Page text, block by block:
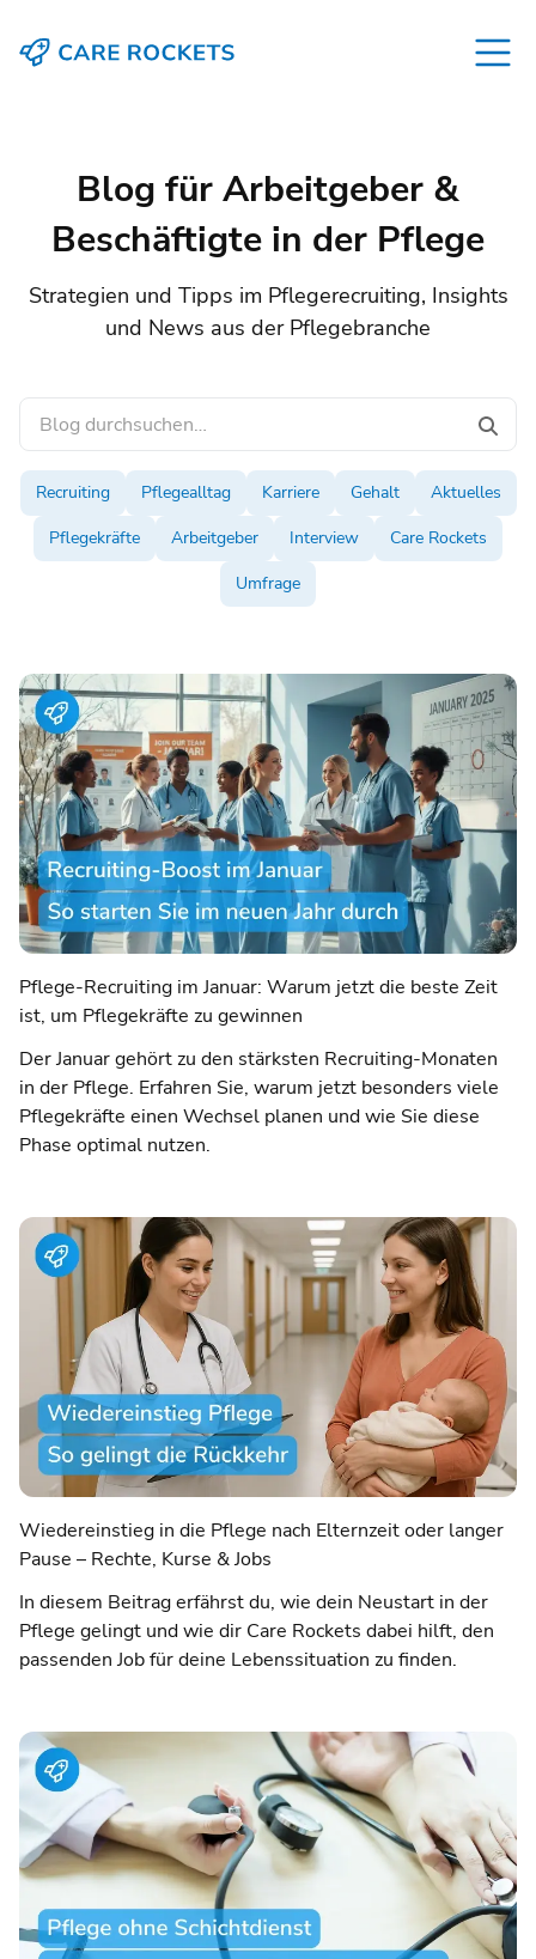
Blog für Arbeitgeber &
Beschäftigte in der Pflege
Strategien und Tipps im Pflegerecruiting, Insights
und News aus der Pflegebranche
Recruiting Pflegealltag Karriere Gehalt
Aktuelles
Pflegekräfte
Arbeitgeber Interview
Care Rockets
Umfrage
Pflege-Recruiting im Januar: Warum jetzt die beste Zeit
ist, um Pflegekräfte zu gewinnen
Der Januar gehört zu den stärksten Recruiting-Monaten
in der Pflege. Erfahren Sie, warum jetzt besonders viele
Pflegekräfte einen Wechsel planen und wie Sie diese
Phase optimal nutzen.
Wiedereinstieg in die Pflege nach Elternzeit oder langer
Pause – Rechte, Kurse & Jobs
In diesem Beitrag erfährst du, wie dein Neustart in der
Pflege gelingt und wie dir Care Rockets dabei hilft, den
passenden Job für deine Lebenssituation zu finden.